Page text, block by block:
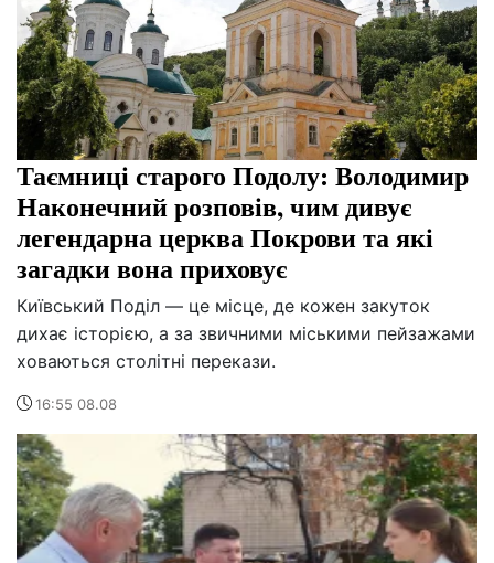
Таємниці старого Подолу: Володимир
Наконечний розповів, чим дивує
легендарна церква Покрови та які
загадки вона приховує
Київський Поділ — це місце, де кожен закуток
дихає історією, а за звичними міськими пейзажами
ховаються столітні перекази.
16:55 08.08